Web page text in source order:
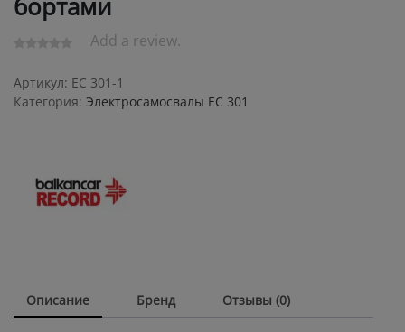
Add a review.
Артикул: ЕС 301-1
Категория: Электросамосвалы ЕС 301
Описание Бренд Отзывы (0)